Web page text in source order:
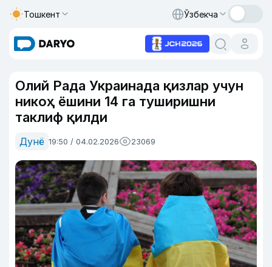
Тошкент Ўзбекча
Олий Рада Украинада қизлар учун
никоҳ ёшини 14 га туширишни
таклиф қилди
Дунё 19:50 / 04.02.2026 23069